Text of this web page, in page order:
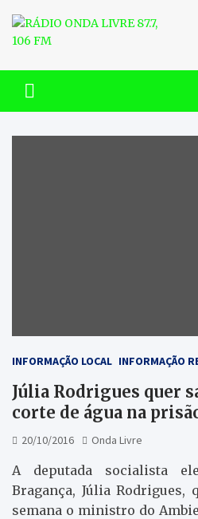
content
RÁDIO ONDA
FM
INFORMAÇÃO LOCAL INFORMAÇÃO
Júlia Rodrigues quer
corte de água na
20/10/2016 Onda Livre
A deputada socialista
Bragança, Júlia Rodrigues,
semana o ministro do